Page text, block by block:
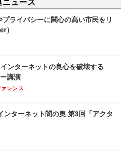
ニュース
ライバシーに関心の高い市民をリ
）
ンターネットの良心を破壊する
講演
レンス
ターネット闇の奥 第3回「アクタ